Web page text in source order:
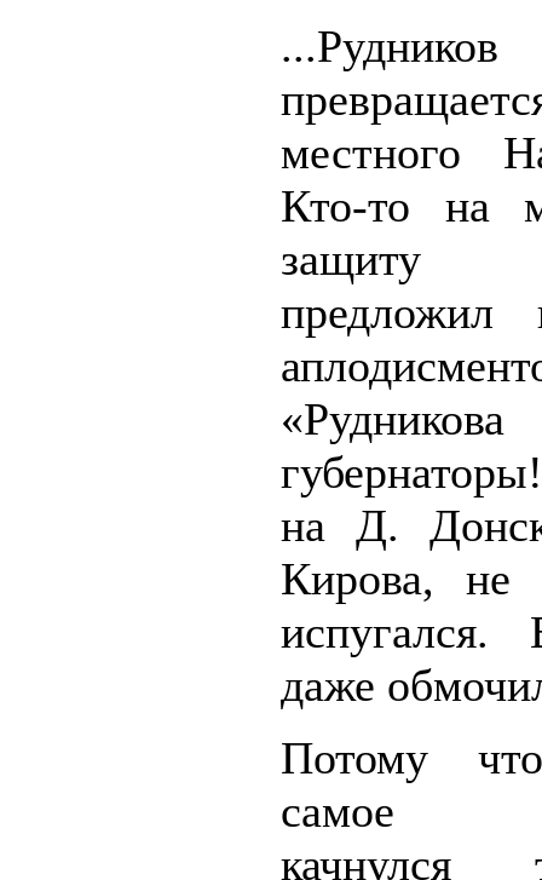
...Рудников
местного
Кто-то на
защиту
предложил
на Д.
Кирова, не
испугался.
даже
Потому
самое